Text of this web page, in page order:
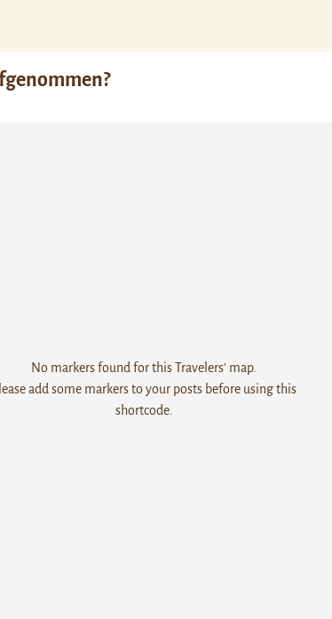
No markers found for this Travelers' map.
add some markers to your posts before using this
shortcode.